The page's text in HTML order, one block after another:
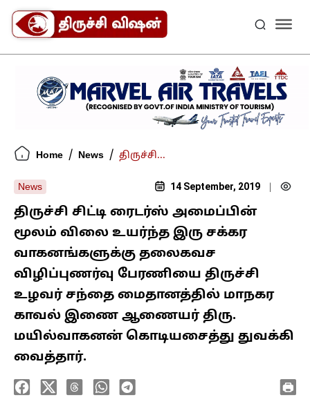
Home / News / திருச்சி...
News 14 September, 2019
திருச்சி சிட்டி ரைடர்ஸ் அமைப்பின்
மூலம் விலை உயர்ந்த இரு சக்கர
வாகனங்களுக்கு தலைகவச
விழிப்புணர்வு பேரணியை திருச்சி
உழவர் சந்தை மைதானத்தில் மாநகர
காவல் இணை ஆணையர் திரு.
மயில்வாகனன் கொடியசைத்து துவக்கி
வைத்தார்.